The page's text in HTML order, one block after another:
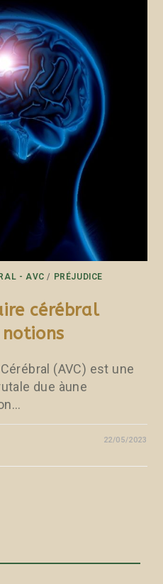
- AVC / PRÉJUDICE
cérébral
notions
(AVC) est une
due àune
22/05/2023